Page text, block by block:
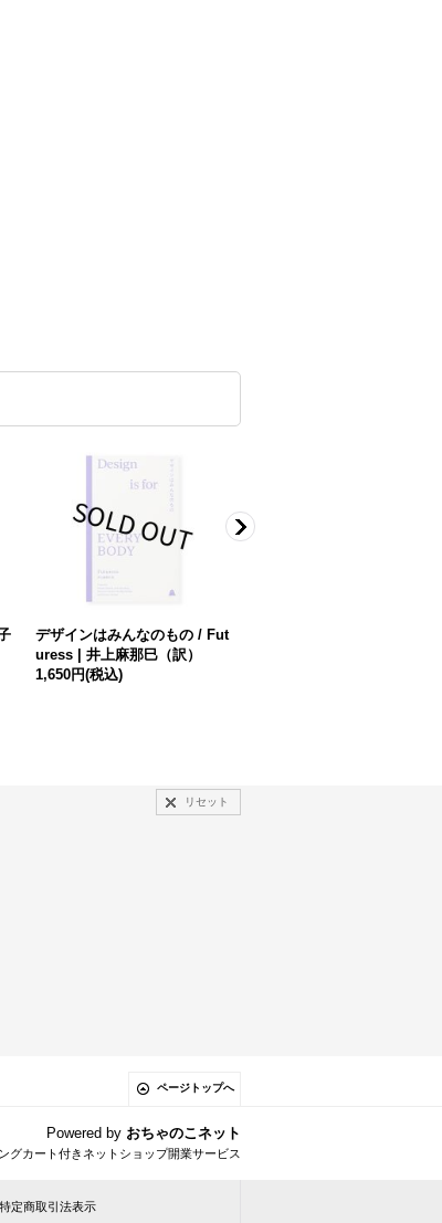
デザインはみんなのもの / Fut
uress | 井上麻那巳（訳）
1,650円(税込)
リセット
ページトップへ
Powered by おちゃのこネット
グカート付きネットショップ開業サービス
特定商取引法表示